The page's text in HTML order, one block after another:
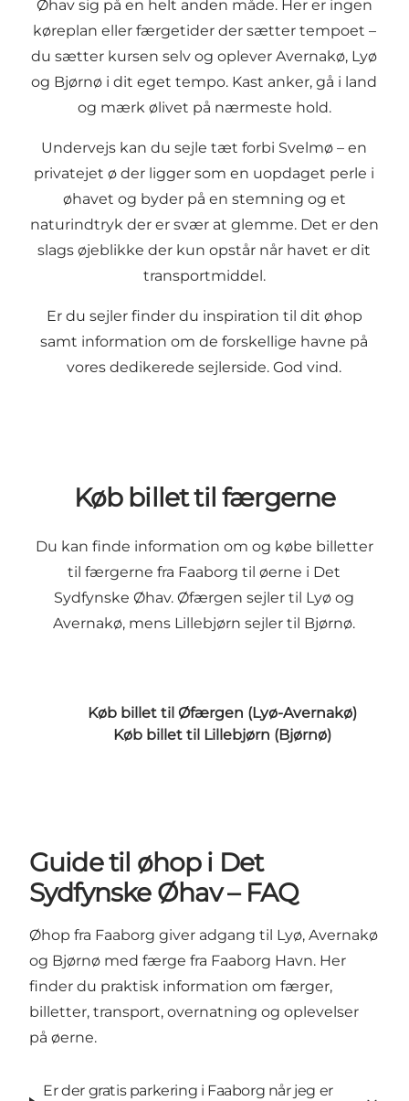
Øhav sig på en helt anden måde. Her er ingen
køreplan eller færgetider der sætter tempoet –
du sætter kursen selv og oplever Avernakø, Lyø
og Bjørnø i dit eget tempo. Kast anker, gå i land
og mærk ølivet på nærmeste hold.
Undervejs kan du sejle tæt forbi Svelmø – en
privatejet ø der ligger som en uopdaget perle i
øhavet og byder på en stemning og et
naturindtryk der er svær at glemme. Det er den
slags øjeblikke der kun opstår når havet er dit
transportmiddel.
Er du sejler finder du inspiration til dit øhop
samt information om de forskellige havne på
vores dedikerede sejlerside. God vind.
Køb billet til færgerne
Du kan finde information om og købe billetter
til færgerne fra Faaborg til øerne i Det
Sydfynske Øhav. Øfærgen sejler til Lyø og
Avernakø, mens Lillebjørn sejler til Bjørnø.
Køb billet til Øfærgen (Lyø-Avernakø)
Køb billet til Lillebjørn (Bjørnø)
Guide til øhop i Det
Sydfynske Øhav – FAQ
Øhop fra Faaborg giver adgang til Lyø, Avernakø
og Bjørnø med færge fra Faaborg Havn. Her
finder du praktisk information om færger,
billetter, transport, overnatning og oplevelser
på øerne.
Er der gratis parkering i Faaborg når jeg er